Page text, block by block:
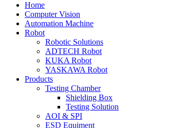
Home
Computer Vision
Automation Machine
Robot
Robotic Solutions
ADTECH Robot
KUKA Robot
YASKAWA Robot
Products
Testing Chamber
Shielding Box
Testing Solution
AOI & SPI
ESD Equiment